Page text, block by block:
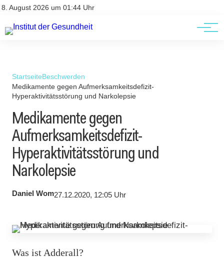
8. August 2026 um 01:44 Uhr
Kontakt
Kontakt
AGBs
StartseiteBeschwerden
Medikamente gegen Aufmerksamkeitsdefizit-
Hyperaktivitätsstörung und Narkolepsie
Medikamente gegen
Aufmerksamkeitsdefizit-
Hyperaktivitätsstörung und
Narkolepsie
Daniel Wom27.12.2020, 12:05 Uhr
Was ist Adderall?